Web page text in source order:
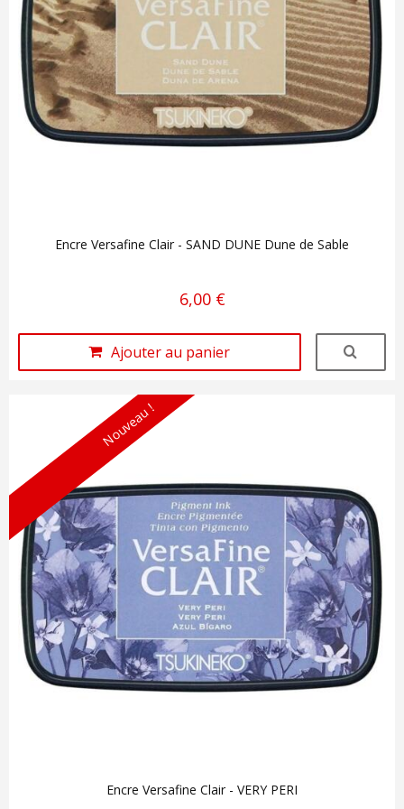
Encre Versafine Clair - SAND DUNE Dune de Sable
6,00 €
Ajouter au panier
Nouveau !
Encre Versafine Clair - VERY PERI